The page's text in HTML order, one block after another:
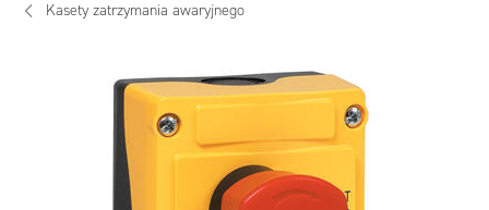
Kasety zatrzymania awaryjnego